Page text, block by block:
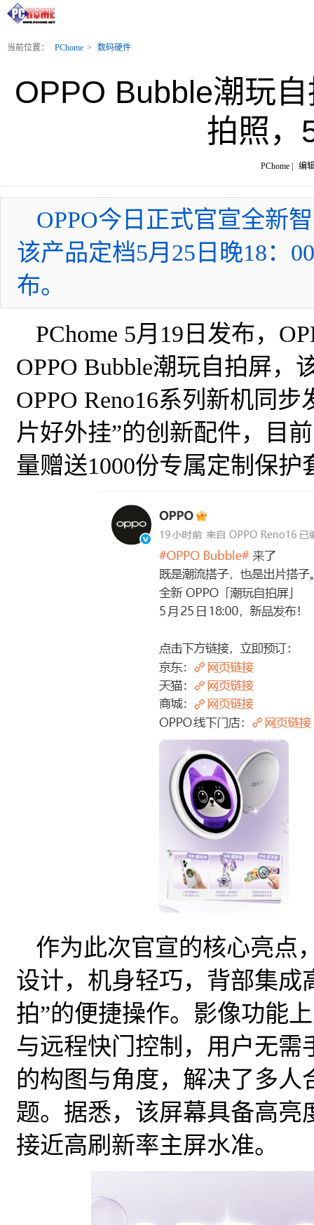
当前位置： PChome > 数码硬件
OPPO Bubble潮玩
拍照，
PChome | 编
OPPO今日正式官宣全新
该产品定档5月25日晚18：
布。
PChome 5月19日发布，
OPPO Bubble潮玩自拍屏，
OPPO Reno16系列新机同
片好外挂”的创新配件，目
量赠送1000份专属定制保护
作为此次官宣的核心亮点
设计，机身轻巧，背部集成
拍”的便捷操作。影像功能
与远程快门控制，用户无
的构图与角度，解决了多
题。据悉，该屏幕具备高
接近高刷新率主屏水准。